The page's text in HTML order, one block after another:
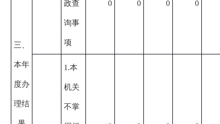
三、
本年
度办
理结
政查
询事
项
0 0 0 0
1.本
机关
不掌